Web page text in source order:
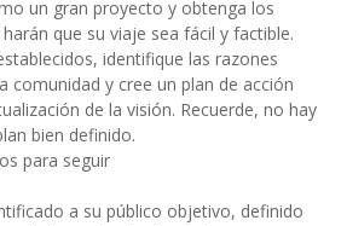
un gran proyecto y obtenga los
que su viaje sea fácil y factible.
identifique las razones
comunidad y cree un plan de acción
de la visión. Recuerde, no hay
bien definido.
para seguir
a su público objetivo, definido